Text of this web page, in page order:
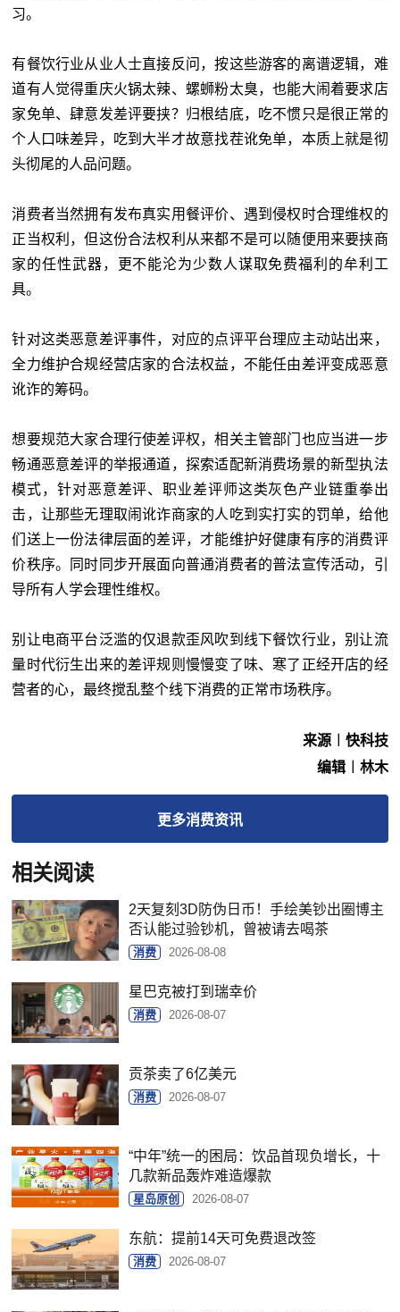
习。
有餐饮行业从业人士直接反问，按这些游客的离谱逻辑，难
道有人觉得重庆火锅太辣、螺蛳粉太臭，也能大闹着要求店
家免单、肆意发差评要挟？归根结底，吃不惯只是很正常的
个人口味差异，吃到大半才故意找茬讹免单，本质上就是彻
头彻尾的人品问题。
消费者当然拥有发布真实用餐评价、遇到侵权时合理维权的
正当权利，但这份合法权利从来都不是可以随便用来要挟商
家的任性武器，更不能沦为少数人谋取免费福利的牟利工
具。
针对这类恶意差评事件，对应的点评平台理应主动站出来，
全力维护合规经营店家的合法权益，不能任由差评变成恶意
讹诈的筹码。
想要规范大家合理行使差评权，相关主管部门也应当进一步
畅通恶意差评的举报通道，探索适配新消费场景的新型执法
模式，针对恶意差评、职业差评师这类灰色产业链重拳出
击，让那些无理取闹讹诈商家的人吃到实打实的罚单，给他
们送上一份法律层面的差评，才能维护好健康有序的消费评
价秩序。同时同步开展面向普通消费者的普法宣传活动，引
导所有人学会理性维权。
别让电商平台泛滥的仅退款歪风吹到线下餐饮行业，别让流
量时代衍生出来的差评规则慢慢变了味、寒了正经开店的经
营者的心，最终搅乱整个线下消费的正常市场秩序。
来源︱快科技
编辑︱林木
更多消费资讯
相关阅读
2天复刻3D防伪日币！手绘美钞出圈博主
否认能过验钞机，曾被请去喝茶
消费 2026-08-08
星巴克被打到瑞幸价
消费 2026-08-07
贡茶卖了6亿美元
消费 2026-08-07
“中年”统一的困局：饮品首现负增长，十
几款新品轰炸难造爆款
星岛原创 2026-08-07
东航：提前14天可免费退改签
消费 2026-08-07